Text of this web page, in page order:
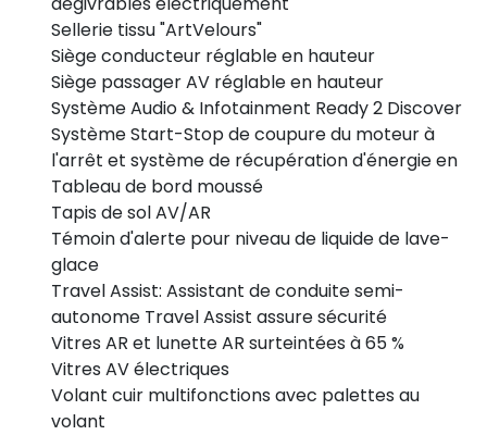
Sellerie tissu "ArtVelours"
Siège conducteur réglable en hauteur
Siège passager AV réglable en hauteur
Système Audio & Infotainment Ready 2 Discover
Système Start-Stop de coupure du moteur à
l'arrêt et système de récupération d'énergie en
Tableau de bord moussé
Tapis de sol AV/AR
Témoin d'alerte pour niveau de liquide de lave-
glace
Travel Assist: Assistant de conduite semi-
autonome Travel Assist assure sécurité
Vitres AR et lunette AR surteintées à 65 %
Vitres AV électriques
Volant cuir multifonctions avec palettes au
volant